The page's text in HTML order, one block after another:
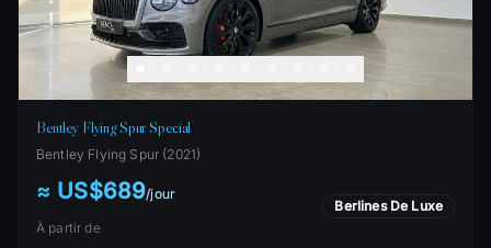
Bentley Flying Spur Special
Bentley Flying Spur (2021)
≈ US$689/jour
À partir de
Berlines De Luxe